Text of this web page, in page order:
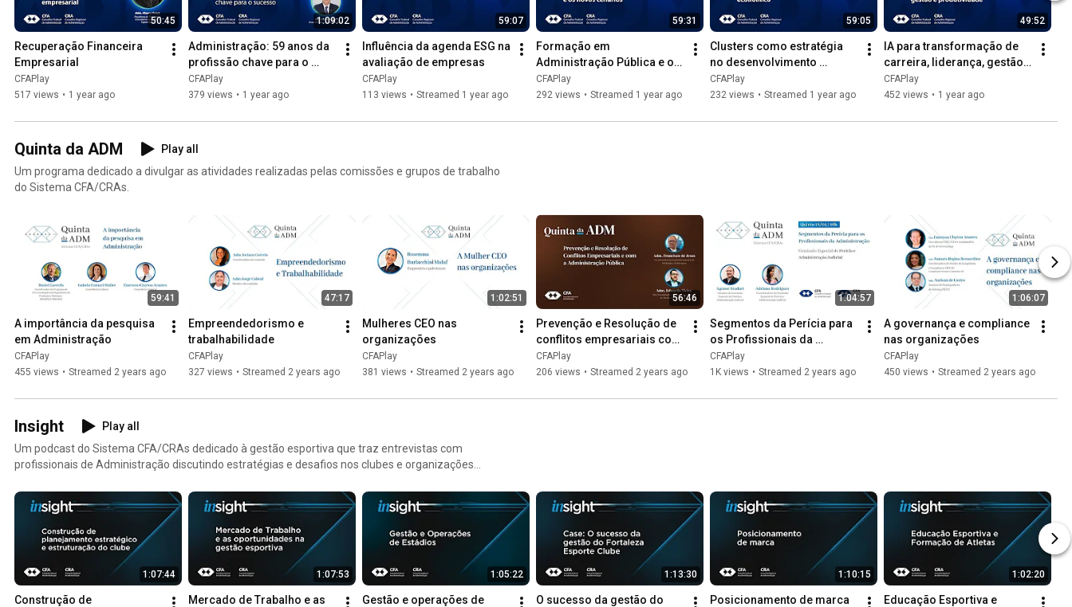
50:45
Recuperação Financeira
Empresarial
CFAPlay
517 views • 1 year ago
1:09:02
Administração: 59 anos da
profissão chave para o
sucesso
CFAPlay
379 views • 1 year ago
59:07
Influência da agenda ESG na
avaliação de empresas
CFAPlay
113 views • Streamed 1 year ago
59:31
Formação em
Administração Pública e os
novos cenários
CFAPlay
292 views • Streamed 1 year ago
59:05
Clusters como estratégia
no desenvolvimento
econômico
CFAPlay
232 views • Streamed 1 year ago
49:52
IA para transformação de
carreira, liderança, gestão e
produtividade
CFAPlay
452 views • 1 year ago
Quinta da ADM
Play all
Um programa dedicado a divulgar as atividades realizadas pelas comissões e grupos de trabalho
do Sistema CFA/CRAs.
59:41
A importância da pesquisa
em Administração
CFAPlay
455 views • Streamed 2 years ago
47:17
Empreendedorismo e
trabalhabilidade
CFAPlay
327 views • Streamed 2 years ago
1:02:51
Mulheres CEO nas
organizações
CFAPlay
381 views • Streamed 2 years ago
56:46
Prevenção e Resolução de
conflitos empresariais com
a Administração pública
CFAPlay
206 views • Streamed 2 years ago
1:04:57
Segmentos da Perícia para
os Profissionais da
Administração
CFAPlay
1K views • Streamed 2 years ago
1:06:07
A governança e compliance
nas organizações
CFAPlay
450 views • Streamed 2 years ago
Insight
Play all
Um podcast do Sistema CFA/CRAs dedicado à gestão esportiva que traz entrevistas com
profissionais de Administração discutindo estratégias e desafios nos clubes e organizações
1:07:44
Construção de
1:07:53
Mercado de Trabalho e as
1:05:22
Gestão e operações de
1:13:30
O sucesso da gestão do
1:10:15
Posicionamento de marca
1:02:20
Educação Esportiva e